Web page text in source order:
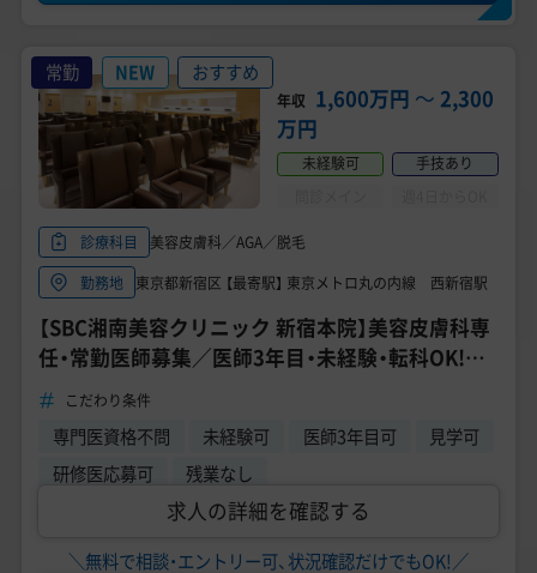
常勤 NEW おすすめ
年収 1,600万円 〜 2,300
万円
未経験可
手技あり
診療科目
美容皮膚科／AGA／脱毛
勤務地
東京都新宿区 【最寄駅】 東京メトロ丸の内線 西新宿駅
【SBC湘南美容クリニック 新宿本院】美容皮膚科専
任・常勤医師募集／医師3年目・未経験・転科OK!／
週4日勤務も可能◎
こだわり条件
専門医資格不問 未経験可 医師3年目可
見学可
研修医応募可
残業なし
求人の詳細を確認する
＼無料で相談・エントリー可、状況確認だけでもOK!／